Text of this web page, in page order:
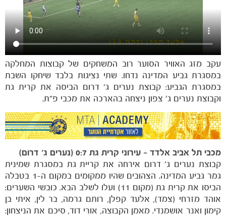
הקבוצות
עקב מזג האוויר הסוער רוב המשחקים של קבוצות המחלקה
במסגרת גביע המדינה נדחו. שתי נציגות בלבד שיחקו השבת
במסגרת הגביע: קבוצת נערים ג׳ דרום הביסה את קרית גת
וקבוצת נערים ג׳ צפון ניצחה בהארכה את מכבי פ״ת.
מכבי תל אביב אלדד – עירוני קרית גת נערים ג׳ דרום)
קבוצת נערים ג׳ דרום אירחה את קריית גת במסגרת שמינית
גמר גביע המדינה. הצהובים שהיו ממקומים במקום ה-1 בטבלה
הביסו את קרית גת (מקום 11) ועלו לשלב הבא. כובשי השערים:
אוהד מזרחי (צמד), אלעד קפלן, רותם גרמה, בר לין, איתי בן
קימון ואנר אושמנדי. מאמן הקבוצה, אורי דוד, סיכם את הניצחון: